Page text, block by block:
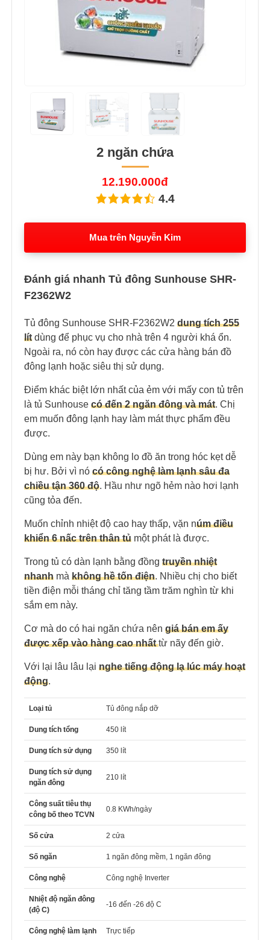
2 ngăn chứa
12.190.000đ
4.4
Mua trên Nguyễn Kim
Đánh giá nhanh Tủ đông Sunhouse SHR-
F2362W2
Tủ đông Sunhouse SHR-F2362W2 dung tích 255
lít dùng để phục vụ cho nhà trên 4 người khá ổn.
Ngoài ra, nó còn hay được các cửa hàng bán đồ
đông lạnh hoặc siêu thị sử dụng.
Điểm khác biệt lớn nhất của ẻm với mấy con tủ trên
là tủ Sunhouse có đến 2 ngăn đông và mát. Chị
em muốn đông lạnh hay làm mát thực phẩm đều
được.
Dùng em này bạn không lo đồ ăn trong hóc kẹt dễ
bị hư. Bởi vì nó có công nghệ làm lạnh sâu đa
chiều tận 360 độ. Hầu như ngõ hẻm nào hơi lạnh
cũng tỏa đến.
Muốn chỉnh nhiệt độ cao hay thấp, vặn núm điều
khiển 6 nấc trên thân tủ một phát là được.
Trong tủ có dàn lạnh bằng đồng truyền nhiệt
nhanh mà không hề tốn điện. Nhiều chị cho biết
tiền điện mỗi tháng chỉ tăng tầm trăm nghìn từ khi
sắm em này.
Cơ mà do có hai ngăn chứa nên giá bán em ấy
được xếp vào hàng cao nhất từ nãy đến giờ.
Với lại lâu lâu lại nghe tiếng động lạ lúc máy hoạt
động.
Loại tủ Tủ đông nắp dỡ
Dung tích tổng 450 lít
Dung tích sử dụng 350 lít
Dung tích sử dụng
ngăn đông
210 lít
Công suất tiêu thụ
công bố theo TCVN
0.8 KWh/ngày
Số cửa 2 cửa
Số ngăn 1 ngăn đông mềm, 1 ngăn đông
Công nghệ Công nghệ Inverter
Nhiệt độ ngăn đông
(độ C)
-16 đến -26 độ C
Công nghệ làm lạnh Trực tiếp